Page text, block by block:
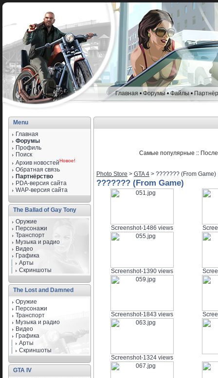
Главная • Форумы•Файлы•
Menu
Главная
Форумы
Профиль
Поиск
Архив новостейНовое!
Обратная связь
Партнёрство
PDA-версия сайта
WAP-версия сайта
The Ballad of Gay Tony
Оружие
Персонажи
Транспорт
Музыка и радио
Видео
Графика
Арты
Скриншоты
The Lost and Damned
Оружие
Персонажи
Транспорт
Музыка и радио
Видео
Графика
Арты
Скриншоты
GTA IV
Самые популярные ::
Photo Store > GTA 4 > ??????? (From Game)
??????? (From Game)
Screenshot-1486 views
Screenshot-1390 views
Screenshot-1843 views
Screenshot-1324 views